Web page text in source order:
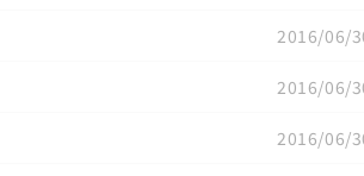
2016/06/
2016/06/
2016/06/